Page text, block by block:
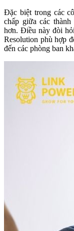
Đặc biệt trong các
chấp giữa các
hơn. Điều này đòi
Resolution phù hợp
đến các phòng ban